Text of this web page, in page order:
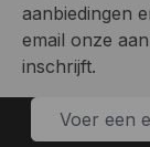
aanbiedingen
email onze
inschrijft.